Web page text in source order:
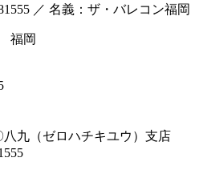
／ 名義：ザ・バレコン福岡
福岡
九（ゼロハチキユウ）支店